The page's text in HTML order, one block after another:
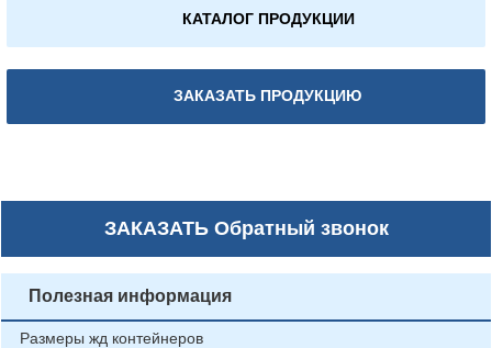
КАТАЛОГ ПРОДУКЦИИ
ЗАКАЗАТЬ ПРОДУКЦИЮ
ЗАКАЗАТЬОбратный звонок
Полезная информация
Размеры жд контейнеров